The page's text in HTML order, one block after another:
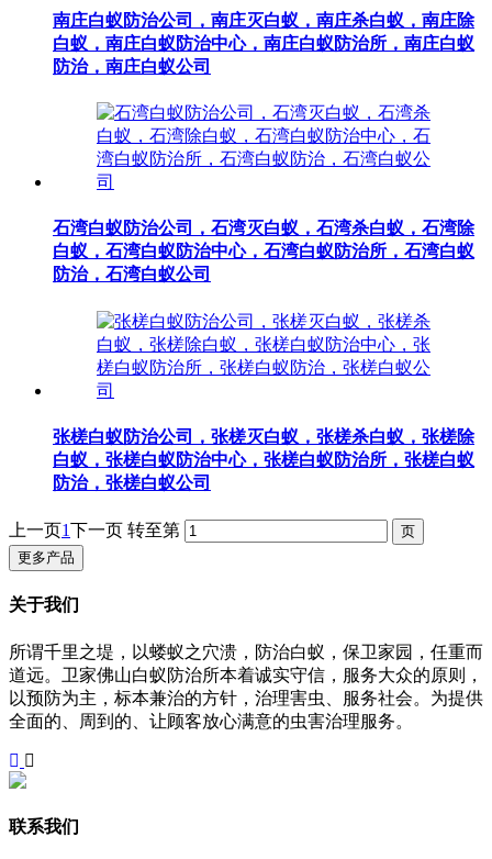
南庄白蚁防治公司，南庄灭白蚁，南庄杀白蚁，南庄除
白蚁，南庄白蚁防治中心，南庄白蚁防治所，南庄白蚁
防治，南庄白蚁公司
石湾白蚁防治公司，石湾灭白蚁，石湾杀白蚁，石湾除
白蚁，石湾白蚁防治中心，石湾白蚁防治所，石湾白蚁
防治，石湾白蚁公司
张槎白蚁防治公司，张槎灭白蚁，张槎杀白蚁，张槎除
白蚁，张槎白蚁防治中心，张槎白蚁防治所，张槎白蚁
防治，张槎白蚁公司
上一页1下一页 转至第
更多产品
关于我们
所谓千里之堤，以蝼蚁之穴溃，防治白蚁，保卫家园，任重而
道远。卫家佛山白蚁防治所本着诚实守信，服务大众的原则，
以预防为主，标本兼治的方针，治理害虫、服务社会。为提供
全面的、周到的、让顾客放心满意的虫害治理服务。
联系我们